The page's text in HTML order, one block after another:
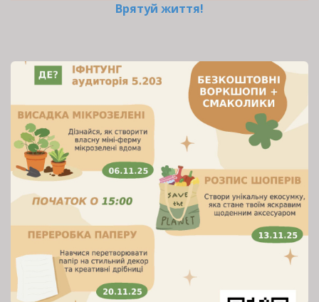
Врятуй життя!